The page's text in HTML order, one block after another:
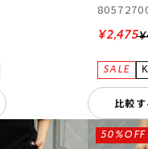
¥2,475
比較す
50%OFF